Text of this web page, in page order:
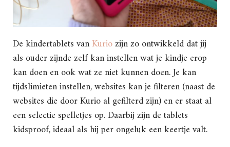
De kindertablets vanKuriozijn zo ontwikkeld dat jij
als ouder zijnde zelf kan instellen wat je kindje erop
kan doen en ook wat ze niet kunnen doen. Je kan
tijdslimieten instellen, websites kan je filteren (naast de
websites die door Kurio al gefilterd zijn) en er staat al
een selectie spelletjes op. Daarbij zijn de tablets
kidsproof, ideaal als hij per ongeluk een keertje valt.